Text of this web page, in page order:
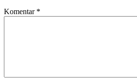
Komentar *